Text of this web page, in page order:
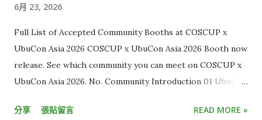
後，直到觀眾端螢幕出現畫面的時間差。 一般來說，有線電視直
播約延遲 5 到 10 秒，而 YouTube、LINE、Twitch 等多數
OTT 平台，延遲大多介於 15 秒至 30 秒，距離延遲秒數低於 3
秒的「超低延遲」（Ultra Low Latency）標準，還有一大段距
離，這也讓現有直播內容的互動效果有限。 但想克服延遲並不容
所需流程多到難以想像。 KKStream 執行副總李卓軒 Kevin C.H.
6月 23, 2026
Full List of Accepted Community Booths at COSCUP x
UbuCon Asia 2026 COSCUP x UbuCon Asia 2026 Booth now
release. See which community you can meet on COSCUP x
UbuCon Asia 2026. No. Community Introduction 01 UbuCon
HackMD 03 Cloud Native Taiwan User Group x WasmEdge
分享 張貼留言 READ MORE »